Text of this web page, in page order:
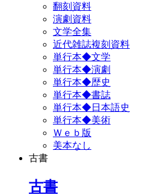
翻刻資料
演劇資料
文学全集
近代雑誌複刻資料
単行本◆文学
単行本◆演劇
単行本◆歴史
単行本◆書誌
単行本◆日本語史
単行本◆美術
Ｗｅｂ版
美本なし
古書
古書